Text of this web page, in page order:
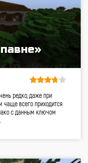
редко, даже при
чаще всего приходится
с данным ключом